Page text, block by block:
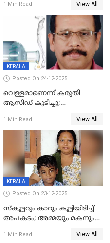
ഗർഭിണിയായ യുവതിക്ക് ക്രൂര
1 Min Read View All
KERALA
Posted On 24-12-2025
വെള്ളമാണെന്ന് കരുതി
ആസിഡ് കുടിച്ചു;
മരിച്ചു
1 Min Read View All
KERALA
Posted On 23-12-2025
സ്കൂട്ടറും കാറും കൂട്ടിയിടിച്ച്
അപകടം; അമ്മയും മകനും
ഗുരുതരാവസ്ഥയിൽ
1 Min Read View All